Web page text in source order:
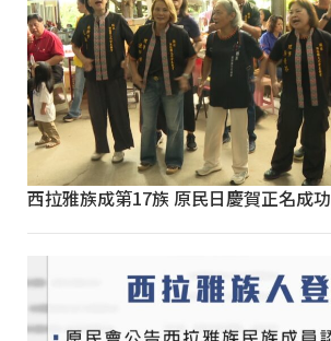
西拉雅族成第17族 原民日慶賀正名成功